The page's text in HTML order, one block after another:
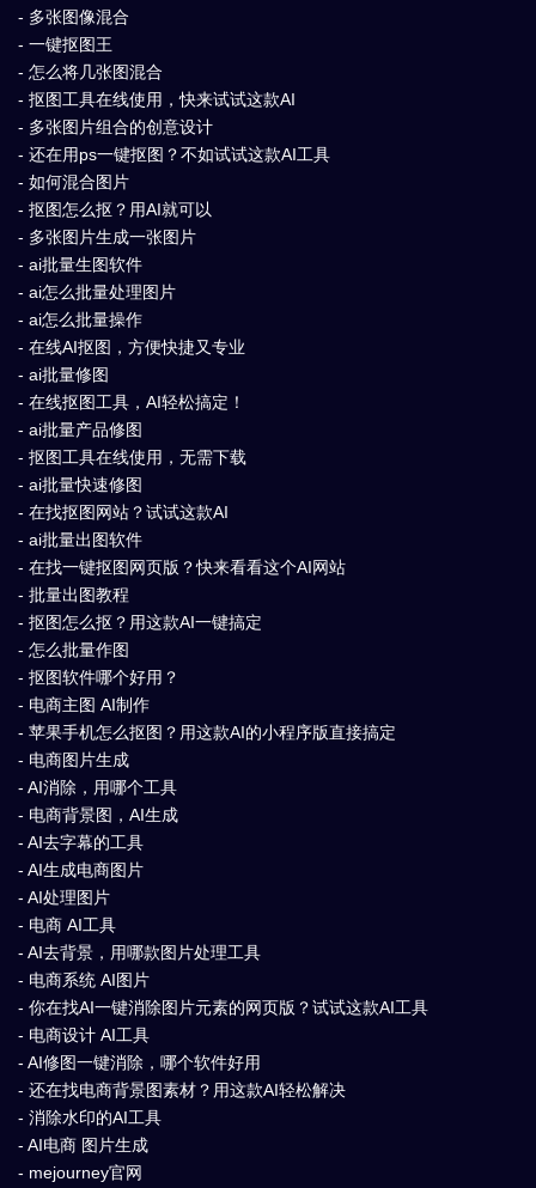
- 多张图像混合
- 一键抠图王
- 怎么将几张图混合
- 抠图工具在线使用，快来试试这款AI
- 多张图片组合的创意设计
- 还在用ps一键抠图？不如试试这款AI工具
- 如何混合图片
- 抠图怎么抠？用AI就可以
- 多张图片生成一张图片
- ai批量生图软件
- ai怎么批量处理图片
- ai怎么批量操作
- 在线AI抠图，方便快捷又专业
- ai批量修图
- 在线抠图工具，AI轻松搞定！
- ai批量产品修图
- 抠图工具在线使用，无需下载
- ai批量快速修图
- 在找抠图网站？试试这款AI
- ai批量出图软件
- 在找一键抠图网页版？快来看看这个AI网站
- 批量出图教程
- 抠图怎么抠？用这款AI一键搞定
- 怎么批量作图
- 抠图软件哪个好用？
- 电商主图 AI制作
- 苹果手机怎么抠图？用这款AI的小程序版直接搞定
- 电商图片生成
- AI消除，用哪个工具
- 电商背景图，AI生成
- AI去字幕的工具
- AI生成电商图片
- AI处理图片
- 电商 AI工具
- AI去背景，用哪款图片处理工具
- 电商系统 AI图片
- 你在找AI一键消除图片元素的网页版？试试这款AI工具
- 电商设计 AI工具
- AI修图一键消除，哪个软件好用
- 还在找电商背景图素材？用这款AI轻松解决
- 消除水印的AI工具
- AI电商 图片生成
- mejourney官网